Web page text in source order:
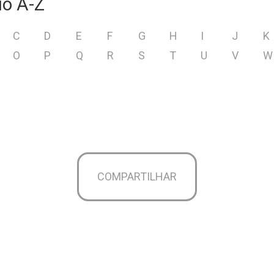
A-Z
C D E F G H I J
K
O P Q R S T U V
W
COMPARTILHAR